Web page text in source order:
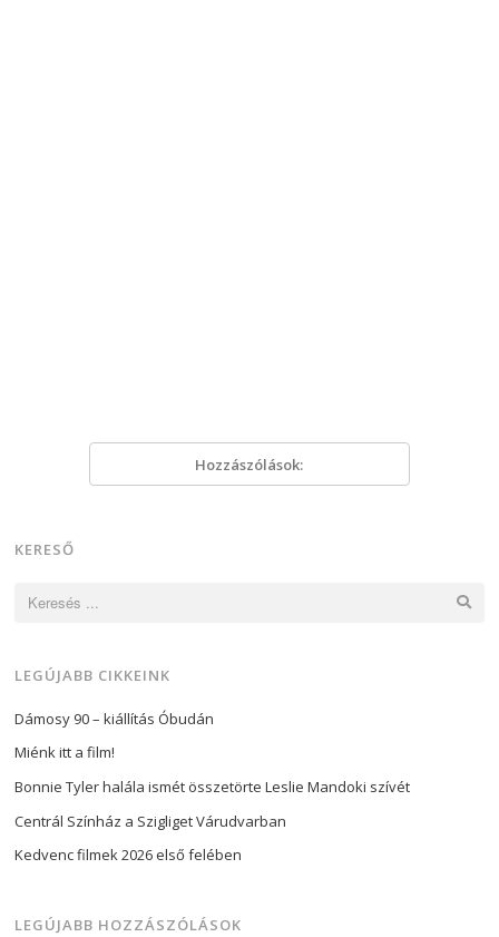
Hozzászólások:
KERESŐ
LEGÚJABB CIKKEINK
Dámosy 90 – kiállítás Óbudán
Miénk itt a film!
Bonnie Tyler halála ismét összetörte Leslie Mandoki szívét
Centrál Színház a Szigliget Várudvarban
Kedvenc filmek 2026 első felében
LEGÚJABB HOZZÁSZÓLÁSOK